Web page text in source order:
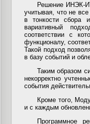
Решение ИНЭК-
учитывая, что не
в тонкости сбора
вариативный
соответствии с
функционалу,
Такой подход
в базу событий и
Таким образом
некорректно
события
Кроме того,
и с каждым
Программное